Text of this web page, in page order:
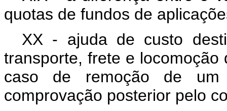
quotas de fundos de
XX - ajuda de custo
transporte, frete e
caso de remoção de
comprovação posterior pelo